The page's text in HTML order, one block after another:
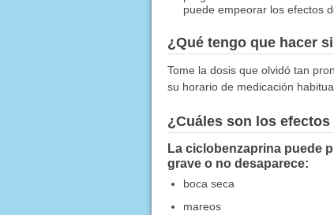
puede empeorar los efectos
¿Qué tengo que hacer
Tome la dosis que olvidó tan
su horario de medicación
¿Cuáles son los
La ciclobenzaprina puede
grave o no desaparece:
boca seca
mareos